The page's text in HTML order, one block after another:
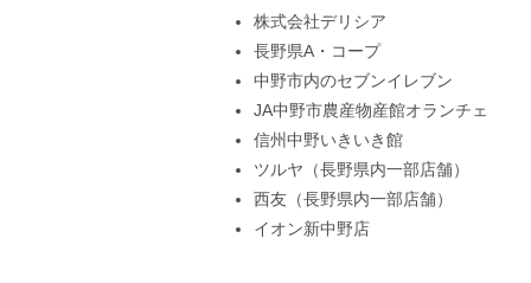
株式会社デリシア
長野県A・コープ
中野市内のセブンイレブン
JA中野市農産物産館オランチェ
信州中野いきいき館
ツルヤ（長野県内一部店舗）
西友（長野県内一部店舗）
イオン新中野店